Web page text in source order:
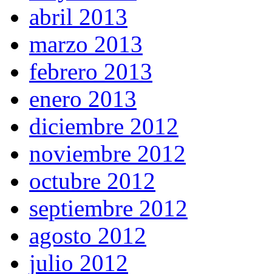
abril 2013
marzo 2013
febrero 2013
enero 2013
diciembre 2012
noviembre 2012
octubre 2012
septiembre 2012
agosto 2012
julio 2012